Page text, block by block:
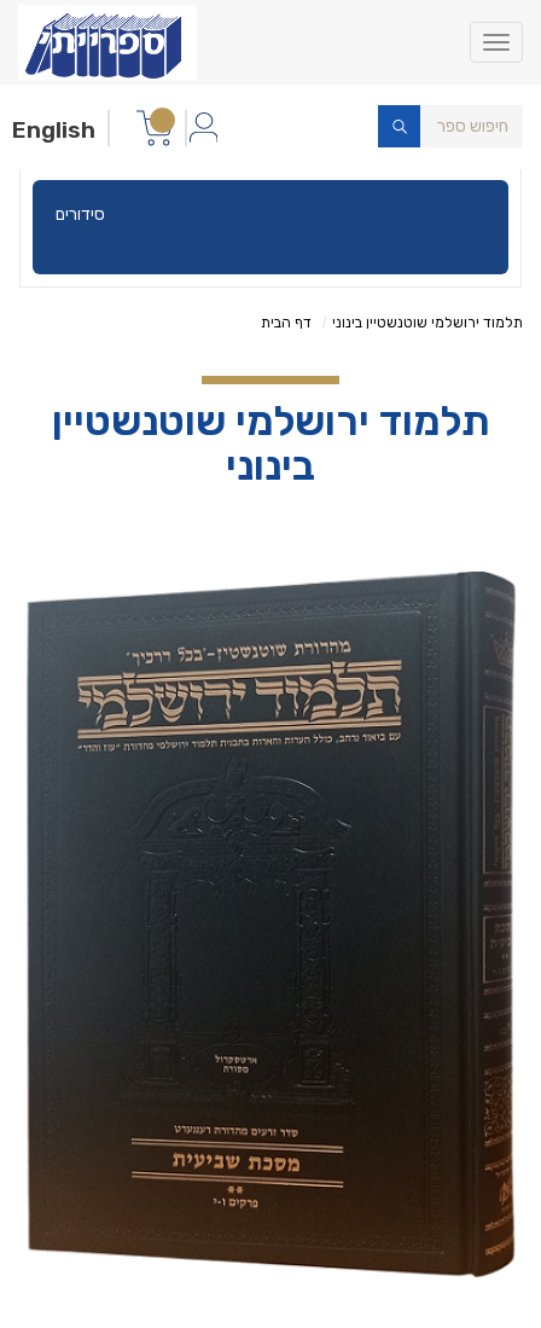
Toggle
navigation
English
תורה
דף הבית תלמוד ירושלמי שוטנשטיין בינוני
תלמוד ירושלמי שוטנשטיין
בינוני